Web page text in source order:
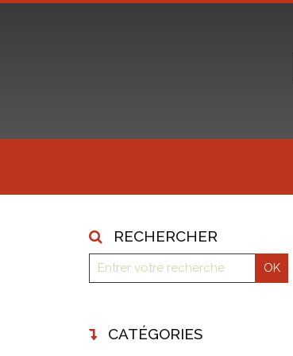
RECHERCHER
CATÉGORIES